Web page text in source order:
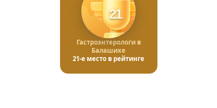
21
Гастроэнтерологи в
Балашихе
21-е место в рейтинге